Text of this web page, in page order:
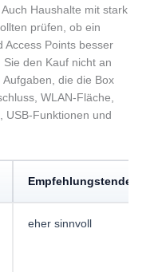
Haushalte mit stark
prüfen, ob ein
Access Points besser
den Kauf nicht an
die die Box
WLAN-Fläche,
USB-Funktionen und
Empfehlungstendenz
eher sinnvoll